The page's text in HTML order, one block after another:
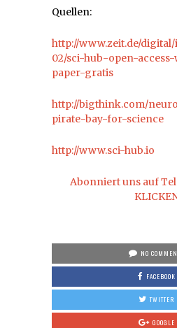
Quellen:
http://www.zeit.de/
02/sci-hub-open-
paper-gratis
http://bigthink.com/
pirate-bay-for-science
http://www.sci-hub.io
Abonniert uns auf
NO
FACEBOOK
TWITTER
GOOGLE